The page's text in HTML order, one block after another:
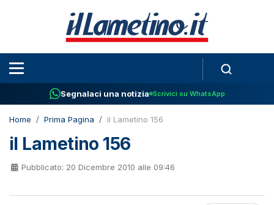
Segnalaci una notizia Scrivici su WhatsApp
Home Prima Pagina il Lametino 156
il Lametino 156
Pubblicato: 20 Dicembre 2010 alle 09:46